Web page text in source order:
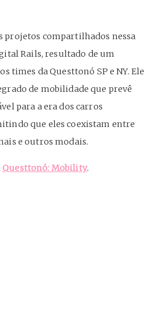
projetos compartilhados nessa
Rails, resultado de um
times da Questtonó SP e NY. Ele
de mobilidade que prevê
para a era dos carros
que eles coexistam entre
e outros modais.
Questtonó: Mobility.